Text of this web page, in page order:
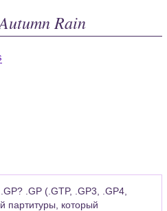
Rain
.GP (.GTP, .GP3, .GP4,
партитуры, который